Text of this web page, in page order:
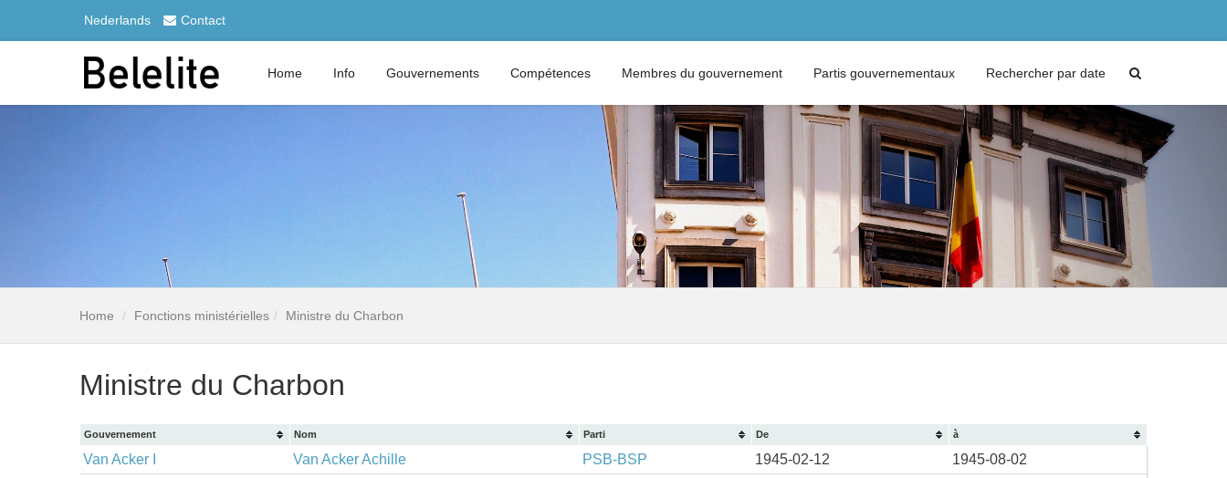
Nederlands Contact
Home Info Gouvernements Compétences Membres du gouvernement Partis gouvernementaux Rechercher par date
Home Fonctions ministérielles Ministre du Charbon
Ministre du Charbon
Gouvernement Nom Parti De à
Van Acker I Van Acker Achille PSB-BSP 1945-02-12
1945-08-02